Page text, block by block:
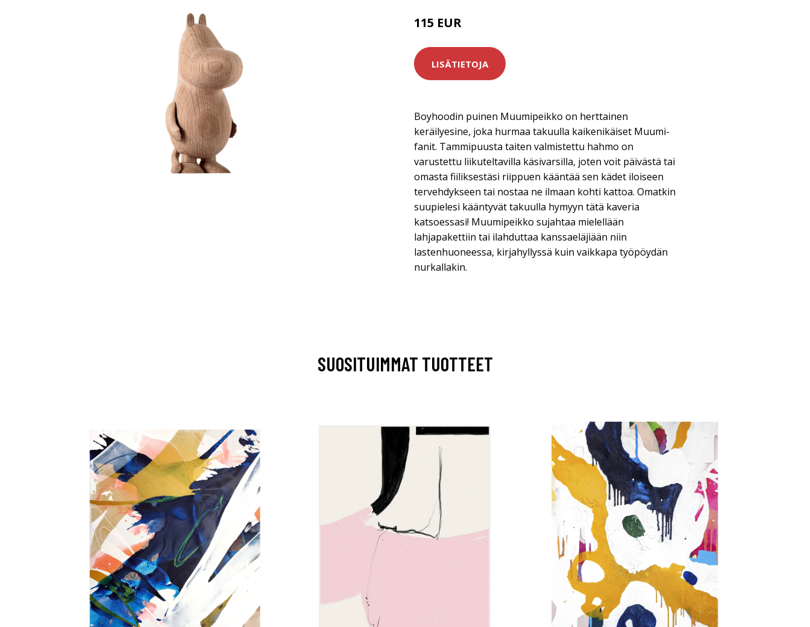
115 EUR
LISÄTIETOJA
Boyhoodin puinen Muumipeikko on herttainen
keräilyesine, joka hurmaa takuulla kaikenikäiset Muumi-
fanit. Tammipuusta taiten valmistettu hahmo on
varustettu liikuteltavilla käsivarsilla, joten voit päivästä tai
omasta fiiliksestäsi riippuen kääntää sen kädet iloiseen
tervehdykseen tai nostaa ne ilmaan kohti kattoa. Omatkin
suupielesi kääntyvät takuulla hymyyn tätä kaveria
katsoessasi! Muumipeikko sujahtaa mielellään
lahjapakettiin tai ilahduttaa kanssaeläjiään niin
lastenhuoneessa, kirjahyllyssä kuin vaikkapa työpöydän
nurkallakin.
SUOSITUIMMAT TUOTTEET